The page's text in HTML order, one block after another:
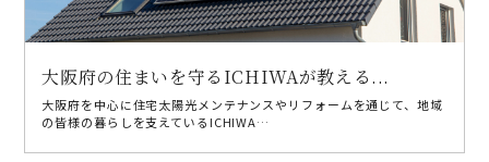
大阪府の住まいを守るICHIWAが教える...
大阪府を中心に住宅太陽光メンテナンスやリフォームを通じて、地域
の皆様の暮らしを支えているICHIWA…